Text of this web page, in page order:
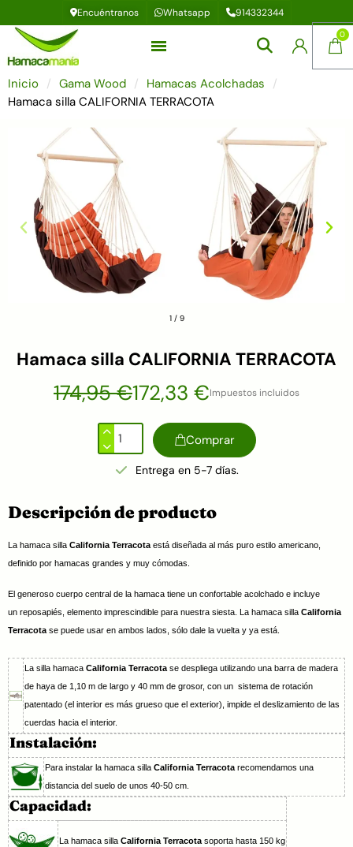
Encuéntranos Whatsapp 914332344
Inicio Gama Wood
Hamacas Acolchadas
Hamaca silla CALIFORNIA TERRACOTA
1/ 9
Hamaca silla CALIFORNIA TERRACOTA
174,95 €172,33 €Impuestos incluidos
Comprar
Entrega en 5-7 días.
Descripción de producto
La hamaca silla California Terracotaestá diseñada al más puro estilo americano,
definido por hamacas grandes y muy cómodas.
El generoso cuerpo central de la hamaca tiene un confortable acolchado e incluye
un reposapiés, elemento imprescindible para nuestra siesta. La hamaca silla California
Terracotase puede usar en ambos lados, sólo dale la vuelta y ya está.
La silla hamaca California Terracotase despliega utilizando una barra de madera
de haya de 1,10 m de largo y 40 mm de grosor, con un sistema de rotación
patentado (el interior es más grueso que el exterior), impide el deslizamiento de las
cuerdas hacia el interior.
Instalación:
Para instalar la hamaca silla California Terracota recomendamos una
distancia del suelo de unos 40-50 cm.
Capacidad:
La hamaca silla California Terracota soporta hasta 150 kg